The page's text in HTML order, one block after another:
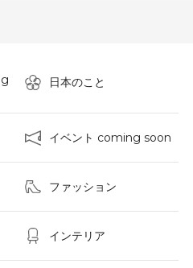
日本のこと
イベント coming soon
ファッション
インテリア